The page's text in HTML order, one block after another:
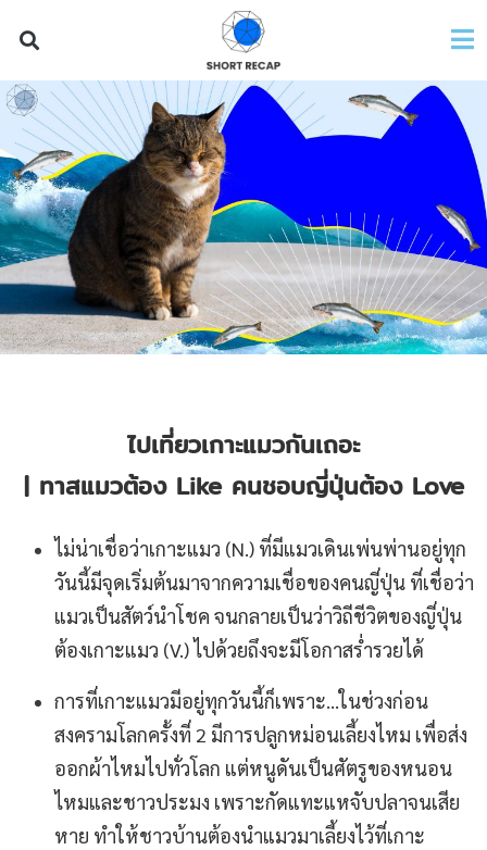
ไปเที่ยวเกาะแมวกันเถอะ
| ทาสแมวต้อง Like คนชอบญี่ปุ่นต้อง Love
ไม่น่าเชื่อว่าเกาะแมว (N.) ที่มีแมวเดินเพ่นพ่านอยู่ทุก
วันนี้มีจุดเริ่มต้นมาจากความเชื่อของคนญี่ปุ่น ที่เชื่อว่า
แมวเป็นสัตว์นำโชค จนกลายเป็นว่าวิถีชีวิตของญี่ปุ่น
ต้องเกาะแมว (V.) ไปด้วยถึงจะมีโอกาสร่ำรวยได้
การที่เกาะแมวมีอยู่ทุกวันนี้ก็เพราะ…ในช่วงก่อน
สงครามโลกครั้งที่ 2 มีการปลูกหม่อนเลี้ยงไหม เพื่อส่ง
ออกผ้าไหมไปทั่วโลก แต่หนูดันเป็นศัตรูของหนอน
ไหมและชาวประมง เพราะกัดแทะแหจับปลาจนเสีย
หาย ทำให้ชาวบ้านต้องนำแมวมาเลี้ยงไว้ที่เกาะ